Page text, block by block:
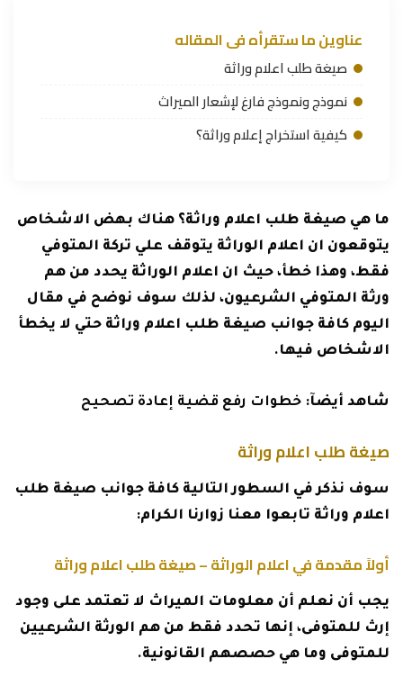
عناوين ما ستقرأه فى المقاله
صيغة طلب اعلام وراثة
نموذج ونموذج فارغ لإشعار الميراث
كيفية استخراج إعلام وراثة؟
ما هي صيغة طلب اعلام وراثة؟ هناك بهض الاشخاص
يتوقعون ان اعلام الوراثة يتوقف علي تركة المتوفي
فقط، وهذا خطأ، حيث ان اعلام الوراثة يحدد من هم
ورثة المتوفي الشرعيون، لذلك سوف نوضح في مقال
اليوم كافة جوانب صيغة طلب اعلام وراثة حتي لا يخطأ
الاشخاص فيها.
شاهد أيضآ: خطوات رفع قضية إعادة تصحيح
صيغة طلب اعلام وراثة
سوف نذكر في السطور التالية كافة جوانب صيغة طلب
اعلام وراثة تابعوا معنا زوارنا الكرام:
أولاً مقدمة في اعلام الوراثة – صيغة طلب اعلام وراثة
يجب أن نعلم أن معلومات الميراث لا تعتمد على وجود
إرث للمتوفى، إنها تحدد فقط من هم الورثة الشرعيين
للمتوفى وما هي حصصهم القانونية.